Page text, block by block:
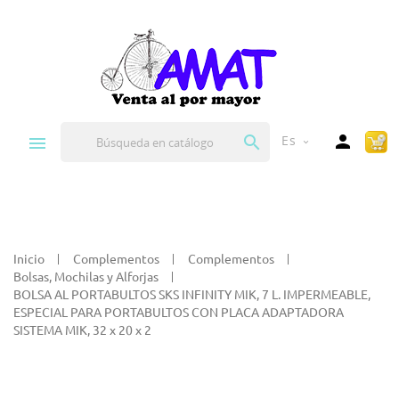
 Es expand_more 
Inicio Complementos
Complementos
Bolsas, Mochilas y Alforjas
BOLSA AL PORTABULTOS SKS INFINITY MIK, 7 L. IMPERMEABLE,
ESPECIAL PARA PORTABULTOS CON PLACA ADAPTADORA
SISTEMA MIK, 32 x 20 x 2